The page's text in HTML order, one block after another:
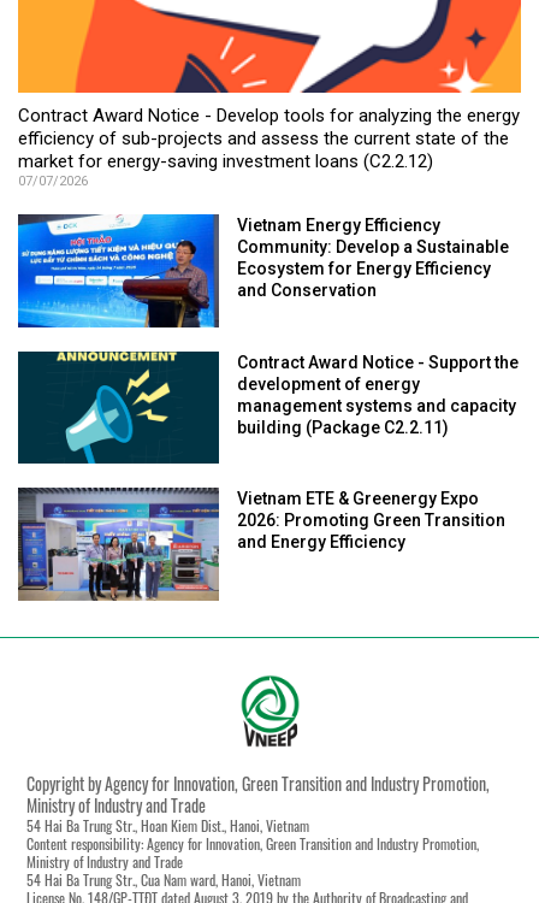
Contract Award Notice - Develop tools for analyzing the energy
efficiency of sub-projects and assess the current state of the
market for energy-saving investment loans (C2.2.12)
07/07/2026
Vietnam Energy Efficiency
Community: Develop a Sustainable
Ecosystem for Energy Efficiency
and Conservation
Contract Award Notice - Support the
development of energy
management systems and capacity
building (Package C2.2.11)
Vietnam ETE & Greenergy Expo
2026: Promoting Green Transition
and Energy Efficiency
Copyright by Agency for Innovation, Green Transition and Industry Promotion,
Ministry of Industry and Trade
54 Hai Ba Trung Str., Hoan Kiem Dist., Hanoi, Vietnam
Content responsibility: Agency for Innovation, Green Transition and Industry Promotion,
Ministry of Industry and Trade
54 Hai Ba Trung Str., Cua Nam ward, Hanoi, Vietnam